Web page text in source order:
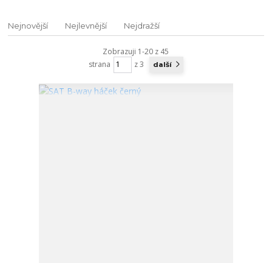
Nejnovější Nejlevnější Nejdražší
Zobrazuji 1-20 z 45
strana
z 3 další